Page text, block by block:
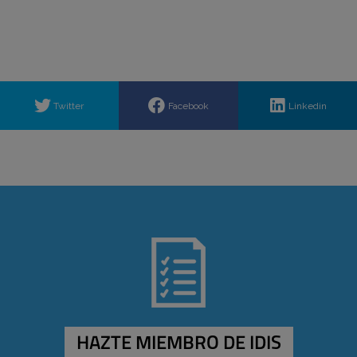
Twitter Facebook Linkedin
HAZTE MIEMBRO DE IDIS